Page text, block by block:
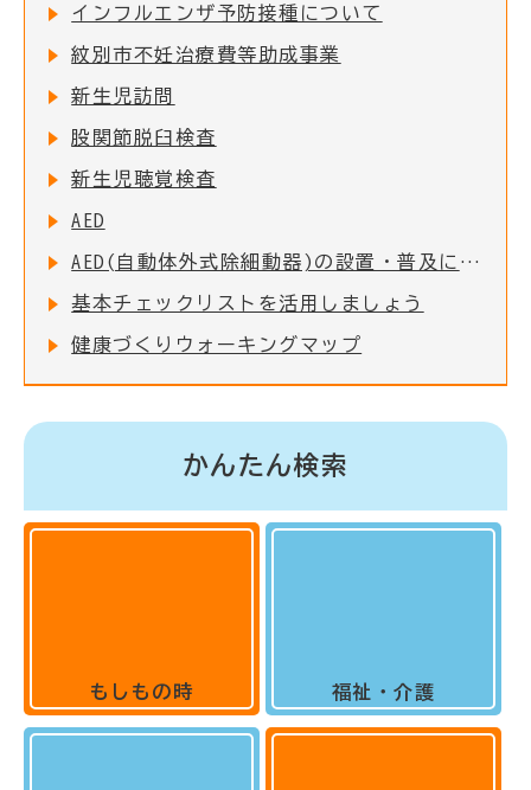
インフルエンザ予防接種について
紋別市不妊治療費等助成事業
新生児訪問
股関節脱臼検査
新生児聴覚検査
AED
AED(自動体外式除細動器)の設置・普及について
基本チェックリストを活用しましょう
健康づくりウォーキングマップ
かんたん検索
もしもの時 福祉・介護